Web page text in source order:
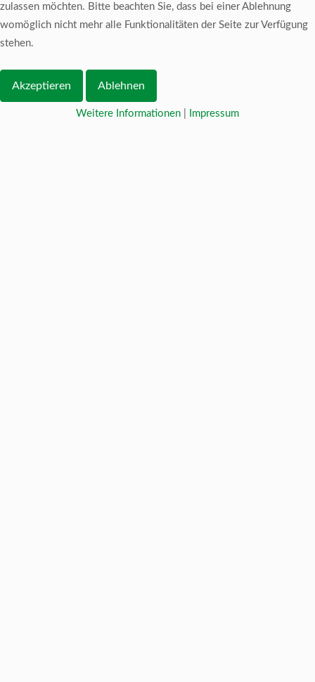
zulassen möchten. Bitte beachten Sie, dass bei einer Ablehnung
womöglich nicht mehr alle Funktionalitäten der Seite zur Verfügung
stehen.
Akzeptieren Ablehnen
Weitere Informationen Impressum